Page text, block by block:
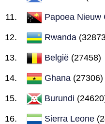
Papoea Nieuw
Rwanda
België (27458)
Ghana (27306)
Burundi
Sierra Leone